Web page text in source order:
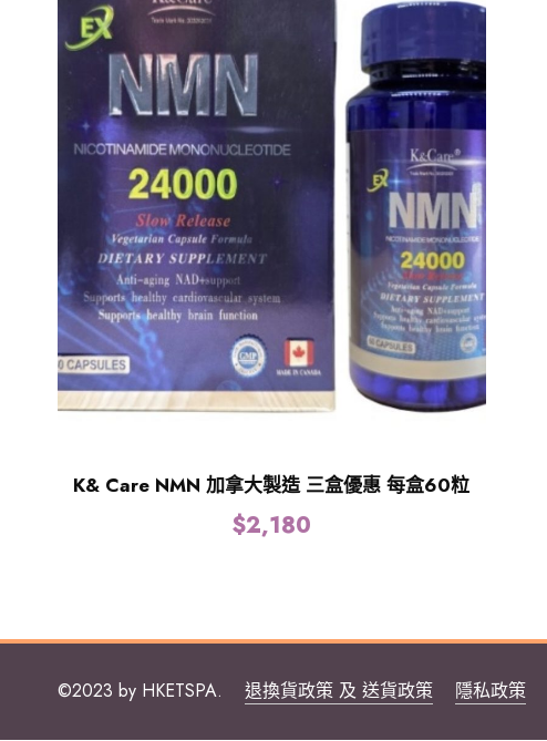
K& Care NMN 加拿大製造 三盒優惠 每盒60粒
$2,180
©2023 by HKETSPA. 退換貨政策 及 送貨政策 隱私政策